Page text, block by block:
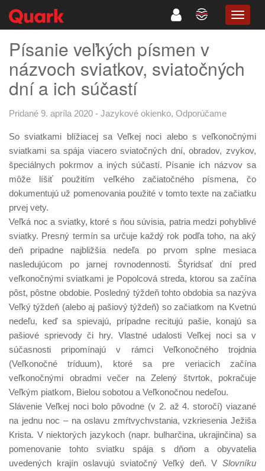
Písanie veľkých písmen v
názvoch sviatkov, sviatočných
dní a ich súčastí
Pridané 9. apríla 2020 - Jazykové okienko, Odporúčame
So sviatkami blížiacej sa Veľkej noci alebo s veľkonočnými
sviatkami sa spája viacero sviatočných dní, obradov, zvykov,
špeciálnych pokrmov a iných súčastí. Písanie ich názvov sa
môže líšiť použitím veľkého začiatočného písmena, čo
dokumentujú už pomenovania použité v tomto texte na začiatku
prvej vety.
Veľká noc a sviatky, ktoré s ňou súvisia, patria medzi pohyblivé
sviatky. Presný termín sa určuje každý rok podľa toho, na aký
deň pripadne najbližšia nedeľa po prvom splne mesiaca
nasledujúcom po jarnej rovnodennosti. Štyridsať dní pred
veľkonočnými sviatkami je Popolcová streda, ktorou sa začína
pôst, pôstne obdobie. Posledný týždeň tohto obdobia sa nazýva
Veľký týždeň (alebo aj pašiový týždeň) so začiatkom na Kvetnú
nedeľu, keď sa spievajú, prípadne recitujú pašie, konajú sa
pašiové sprievody či hry. Vlastné udalosti Veľkej noci sa v
súčasnosti pripomínajú v rámci Veľkonočného trojdnia
(Veľkonočné tríduum), ktoré sa pre veriacich začína
veľkonočnými obradmi večer na Zelený štvrtok, pokračuje
Veľkým piatkom, Bielou sobotou a Veľkonočnou nedeľou.
Slávenie Veľkej noci bolo pôvodne (v 2. až 4. storočí) viazané
na jednu noc – na oslavu zmŕtvychvstania, vzkriesenia Ježiša
Krista. V niektorých jazykoch (napr. bulharčina, ukrajinčina) sa
pomenovanie tohto sviatku spája s dňom a obyvatelia
uvedených krajín oslavujú sviatočný Veľký deň. V Slovníku